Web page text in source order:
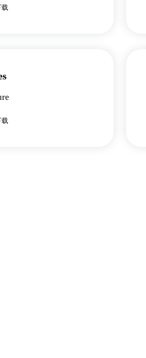
载
载